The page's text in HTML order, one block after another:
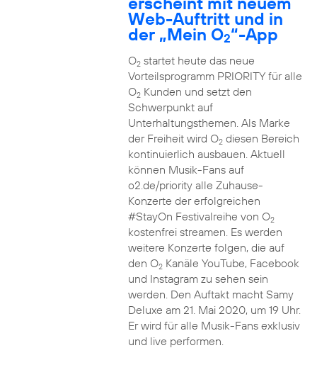
Web-Auftritt und in
der „Mein O2“-App
O2startet heute das neue
Vorteilsprogramm PRIORITY für alle
O2Kunden und setzt den
Schwerpunkt auf
Unterhaltungsthemen. Als Marke
der Freiheit wird O2diesen Bereich
kontinuierlich ausbauen. Aktuell
können Musik-Fans auf
o2.de/priority alle Zuhause-
Konzerte der erfolgreichen
#StayOn Festivalreihe von O2
kostenfrei streamen. Es werden
weitere Konzerte folgen, die auf
den O2Kanäle YouTube, Facebook
und Instagram zu sehen sein
werden. Den Auftakt macht Samy
Deluxe am 21. Mai 2020, um 19 Uhr.
Er wird für alle Musik-Fans exklusiv
und live performen.